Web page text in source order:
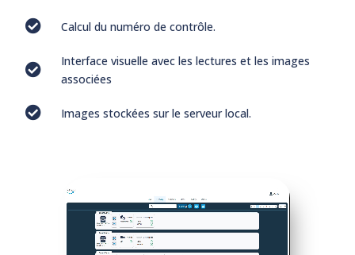
Calcul du numéro de contrôle.
Interface visuelle avec les lectures et les images
associées
Images stockées sur le serveur local.